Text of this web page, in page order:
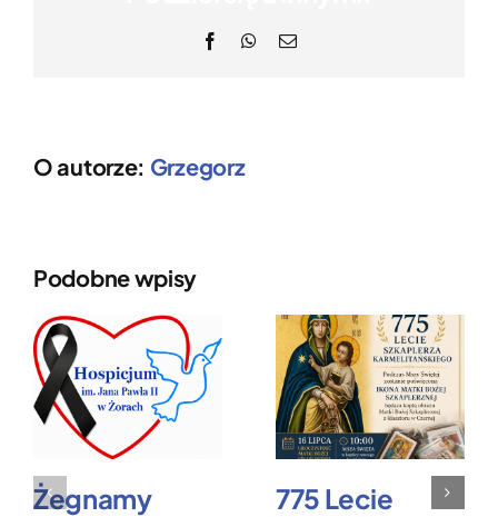
FacebookWhatsApp
Email
O autorze: Grzegorz
Podobne wpisy
Żegnamy
775 Lecie